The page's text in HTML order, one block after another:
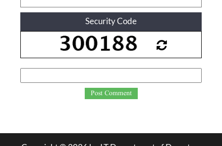
Security Code
Post Comment